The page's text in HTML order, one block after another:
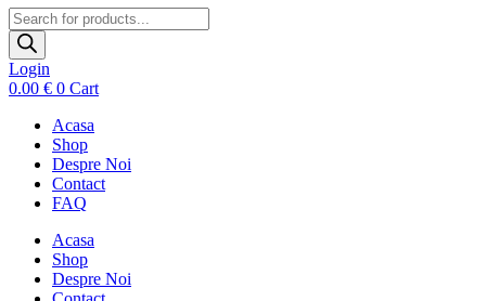
Products
search
Login
0.00 € 0 Cart
Acasa
Shop
Despre Noi
Contact
FAQ
Acasa
Shop
Despre Noi